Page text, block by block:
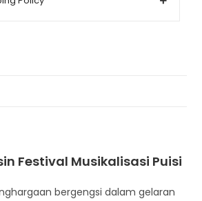
Festival Musikalisasi Puisi
bergengsi dalam gelaran